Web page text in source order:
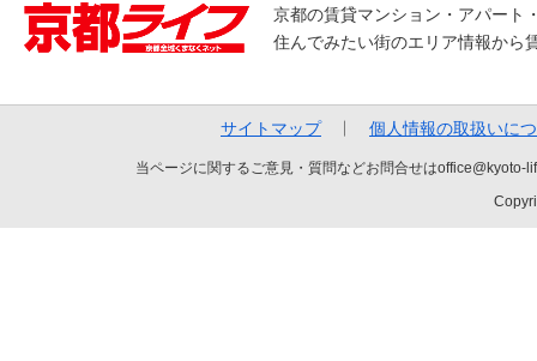
京都の賃貸マンション・アパート
住んでみたい街のエリア情報から
サイトマップ 個人情報の取扱いに
当ページに関するご意見・質問などお問合せは